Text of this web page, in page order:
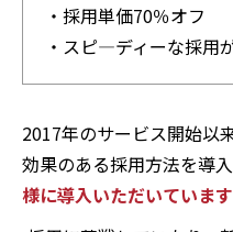
・採用単価70％オフ
・スピ―ディーな採用
2017年のサービス開始以
効果のある採用方法を導
様に導入いただいています